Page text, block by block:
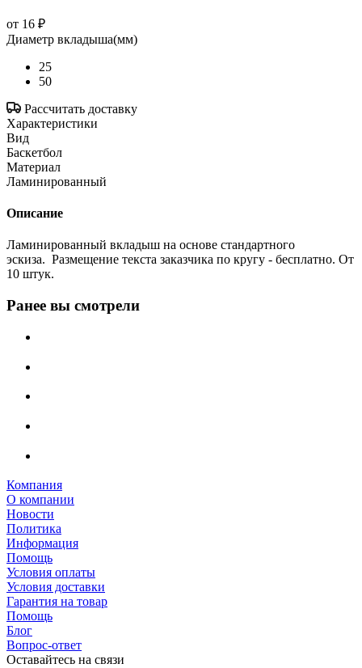
от 16 ₽
Диаметр вкладыша(мм)
25
50
Рассчитать доставку
Характеристики
Вид
Баскетбол
Материал
Ламинированный
Описание
Ламинированный вкладыш на основе стандартного
эскиза. Размещение текста заказчика по кругу - бесплатно. От
10 штук.
Ранее вы смотрели
Компания
О компании
Новости
Политика
Информация
Помощь
Условия оплаты
Условия доставки
Гарантия на товар
Помощь
Блог
Вопрос-ответ
Оставайтесь на связи